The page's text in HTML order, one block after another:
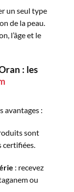
un seul type
de la peau.
l’âge et le
: les
avantages :
sont
certifiées.
: recevez
ou